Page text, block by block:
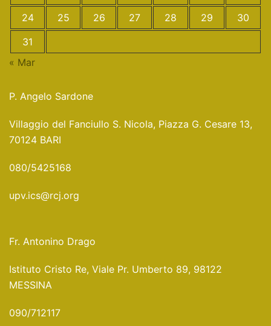
24
25 26 27 28 29
30
31
« Mar
P. Angelo Sardone
Villaggio del Fanciullo S. Nicola, Piazza G. Cesare 13,
70124 BARI
080/5425168
upv.ics@rcj.org
Fr. Antonino Drago
Istituto Cristo Re, Viale Pr. Umberto 89, 98122
MESSINA
090/712117